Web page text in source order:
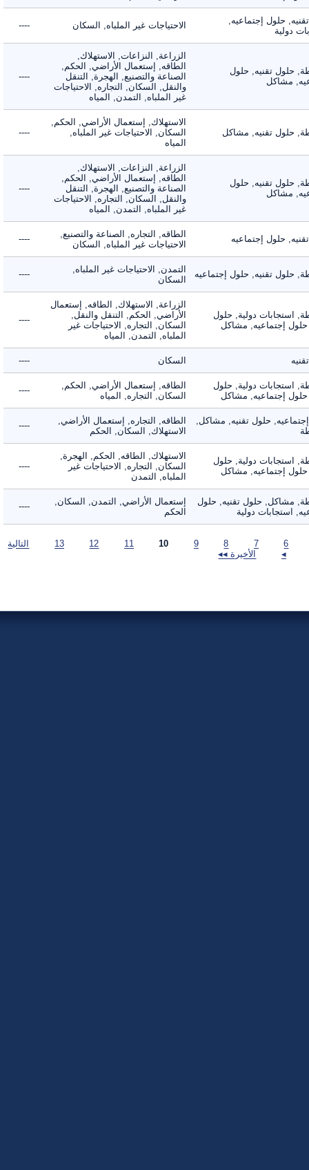
حلول إجتماعيه,
دولية
الاحتياجات غير الملباه, السكان ----
حلول تقنيه, حلول
مشاكل
الزراعة, النزاعات, الاستهلاك,
الطاقه, إستعمال الأراضي, الحكم,
الصناعة والتصنيع, الهجرة, التنقل
والنقل, السكان, التجاره, الاحتياجات
غير الملباه, التمدن, المياه
----
حلول تقنيه, مشاكل
الاستهلاك, إستعمال الأراضي, الحكم,
السكان, الاحتياجات غير الملباه,
المياه
----
حلول تقنيه, حلول
مشاكل
الزراعة, النزاعات, الاستهلاك,
الطاقه, إستعمال الأراضي, الحكم,
الصناعة والتصنيع, الهجرة, التنقل
والنقل, السكان, التجاره, الاحتياجات
غير الملباه, التمدن, المياه
----
حلول إجتماعيه
الطاقه, التجاره, الصناعة والتصنيع,
الاحتياجات غير الملباه, السكان
----
حلول تقنيه, حلول إجتماعيه
التمدن, الاحتياجات غير الملباه,
السكان
----
استجابات دولية, حلول
إجتماعيه, مشاكل
الزراعة, الاستهلاك, الطاقه, إستعمال
الأراضي, الحكم, التنقل والنقل,
السكان, التجاره, الاحتياجات غير
الملباه, التمدن, المياه
----
السكان ----
استجابات دولية, حلول
إجتماعيه, مشاكل
الطاقه, إستعمال الأراضي, الحكم,
السكان, التجاره, المياه
----
حلول تقنيه, مشاكل,
الطاقه, التجاره, إستعمال الأراضي,
الاستهلاك, السكان, الحكم
----
استجابات دولية, حلول
إجتماعيه, مشاكل
الاستهلاك, الطاقه, الحكم, الهجرة,
السكان, التجاره, الاحتياجات غير
الملباه, التمدن
----
مشاكل, حلول تقنيه, حلول
استجابات دولية
إستعمال الأراضي, التمدن, السكان,
الحكم
----
التالية
الأخيرة ◂◂